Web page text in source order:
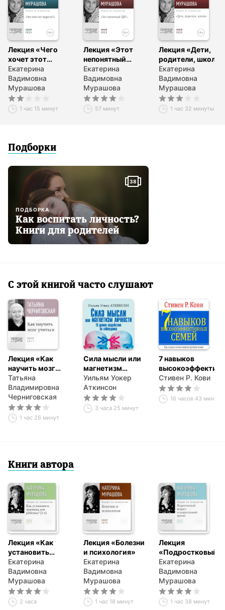
Лекция «Чего
хочет этот
подросток?»
Екатерина
Вадимовна
Мурашова
1 час 15 минут
Лекция «Этот
непонятный
СДВГ»
Екатерина
Вадимовна
Мурашова
57 минут
Лекция «Дети,
родители, школа»
Екатерина
Вадимовна
Мурашова
1 час 32 минуты
Подборки
38
ПОДБОРКА
Как воспитать личность?
Книги для родителей
С этой книгой часто слушают
Лекция «Как
научить мозг
учиться»
Татьяна
Владимировна
Черниговская
1 час 26 минут
Сила мысли или
магнетизм
личности
Уильям Уокер
Аткинсон
3 часа 25 минут
7 навыков
семей
Стивен Р. Кови
16 часов 43 минуты
Книги автора
Лекция «Как
установить
границы для
ребенка?»
Екатерина
Вадимовна
Мурашова
2 часа
Лекция «Болезни
и психология»
Екатерина
Вадимовна
Мурашова
1 час 18 минут
Лекция
«Подростковый
возраст и
подростковый
кризис»
Екатерина
Вадимовна
Мурашова
1 час 38 минут